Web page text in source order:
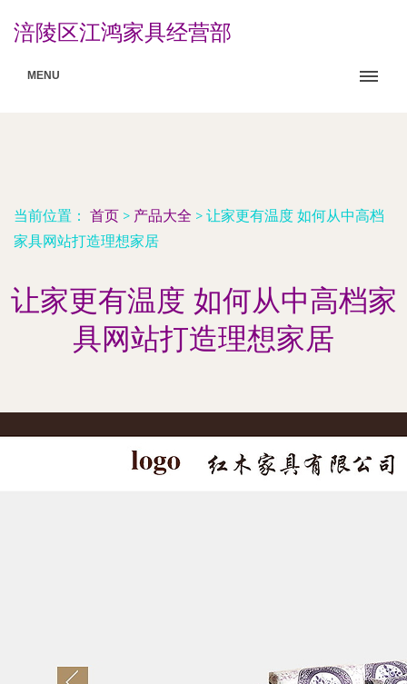
涪陵区江鸿家具经营部
MENU
当前位置： 首页 > 产品大全 > 让家更有温度 如何从中高档
家具网站打造理想家居
让家更有温度 如何从中高档家
具网站打造理想家居